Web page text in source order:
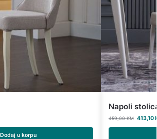
Dodaj u korpu
Napoli
459,00KM 413,10